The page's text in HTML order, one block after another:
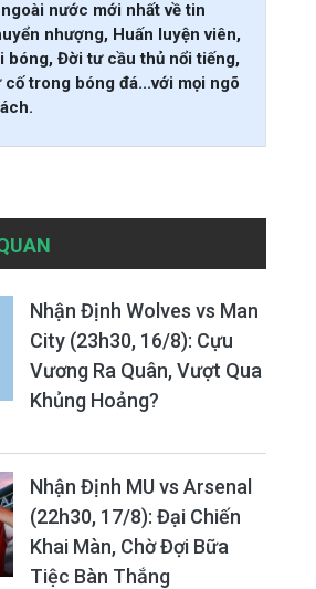
nước mới nhất về tin
nhượng, Huấn luyện viên,
bóng, Đời tư cầu thủ nổi tiếng,
cố trong bóng đá...với mọi ngõ
Nhận Định Wolves vs Man
City (23h30, 16/8): Cựu
Vương Ra Quân, Vượt Qua
Khủng Hoảng?
Nhận Định MU vs Arsenal
(22h30, 17/8): Đại Chiến
Khai Màn, Chờ Đợi Bữa
Tiệc Bàn Thắng